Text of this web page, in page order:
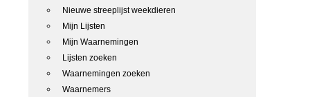
Nieuwe streeplijst weekdieren
Mijn Lijsten
Mijn Waarnemingen
Lijsten zoeken
Waarnemingen zoeken
Waarnemers